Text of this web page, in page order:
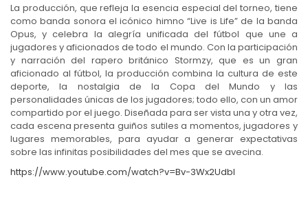
La producción, que refleja la esencia especial del torneo, tiene
como banda sonora el icónico himno “Live is Life” de la banda
Opus, y celebra la alegría unificada del fútbol que une a
jugadores y aficionados de todo el mundo. Con la participación
y narración del rapero británico Stormzy, que es un gran
aficionado al fútbol, la producción combina la cultura de este
deporte, la nostalgia de la Copa del Mundo y las
personalidades únicas de los jugadores; todo ello, con un amor
compartido por el juego. Diseñada para ser vista una y otra vez,
cada escena presenta guiños sutiles a momentos, jugadores y
lugares memorables, para ayudar a generar expectativas
sobre las infinitas posibilidades del mes que se avecina.
https://www.youtube.com/watch?v=Bv-3Wx2UdbI